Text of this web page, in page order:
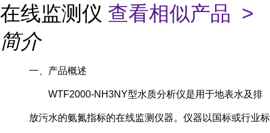
在线监测仪 查看相似产品 >
简介
一、产品概述
WTF2000-NH3NY型水质分析仪是用于地表水及排
放污水的氨氮指标的在线监测仪器。仪器以国标或行业标